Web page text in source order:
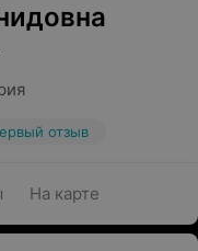
отзыв
На карте